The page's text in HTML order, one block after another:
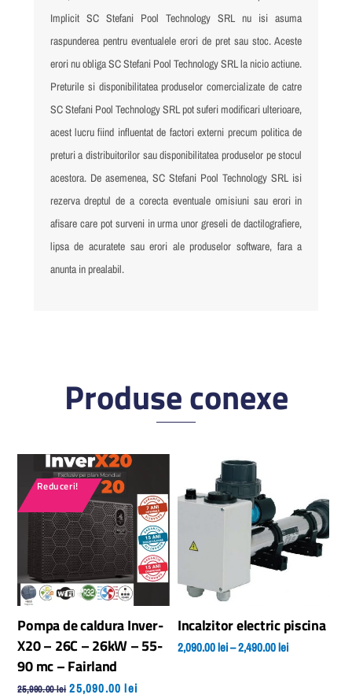
Implicit SC Stefani Pool Technology SRL nu isi asuma
raspunderea pentru eventualele erori de pret sau stoc. Aceste
erori nu obliga SC Stefani Pool Technology SRL la nicio actiune.
Preturile si disponibilitatea produselor comercializate de catre
SC Stefani Pool Technology SRL pot suferi modificari ulterioare,
acest lucru fiind influentat de factori externi precum politica de
preturi a distribuitorilor sau disponibilitatea produselor pe stocul
acestora. De asemenea, SC Stefani Pool Technology SRL isi
rezerva dreptul de a corecta eventuale omisiuni sau erori in
afisare care pot surveni in urma unor greseli de dactilografiere,
lipsa de acuratete sau erori ale produselor software, fara a
anunta in prealabil.
Reduceri!
Pompa de caldura Inver-
X20 – 26C – 26kW – 55-
90 mc – Fairland
25,990.00lei Prețul
25,090.00leiPrețul
Incalzitor electric piscina
2,090.00lei–2,490.00leiInterval